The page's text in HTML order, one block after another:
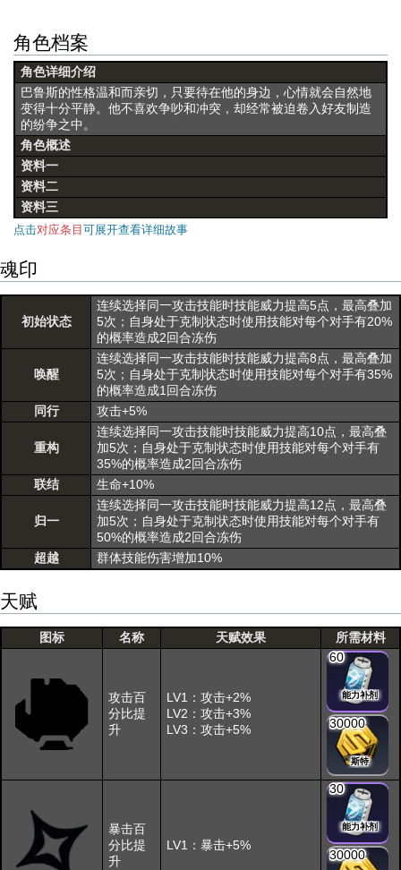
角色档案
角色详细介绍
巴鲁斯的性格温和而亲切，只要待在他的身边，心情就会自然地
变得十分平静。他不喜欢争吵和冲突，却经常被迫卷入好友制造
的纷争之中。
角色概述
资料一
资料二
资料三
点击对应条目 可展开查看详细故事
魂印
初始状态
连续选择同一攻击技能时技能威力提高5点，最高叠加
5次；自身处于克制状态时使用技能对每个对手有20%
的概率造成2回合冻伤
唤醒
连续选择同一攻击技能时技能威力提高8点，最高叠加
5次；自身处于克制状态时使用技能对每个对手有35%
的概率造成1回合冻伤
同行
攻击+5%
重构
连续选择同一攻击技能时技能威力提高10点，最高叠
加5次；自身处于克制状态时使用技能对每个对手有
35%的概率造成2回合冻伤
联结
生命+10%
归一
连续选择同一攻击技能时技能威力提高12点，最高叠
加5次；自身处于克制状态时使用技能对每个对手有
50%的概率造成2回合冻伤
超越
群体技能伤害增加10%
天赋
图标 名称 天赋效果 所需材料
攻击百
分比提
升
LV1：攻击+2%
LV2：攻击+3%
LV3：攻击+5%
60
能力补剂
30000
斯特
暴击百
分比提
升
LV1：暴击+5%
30
能力补剂
30000